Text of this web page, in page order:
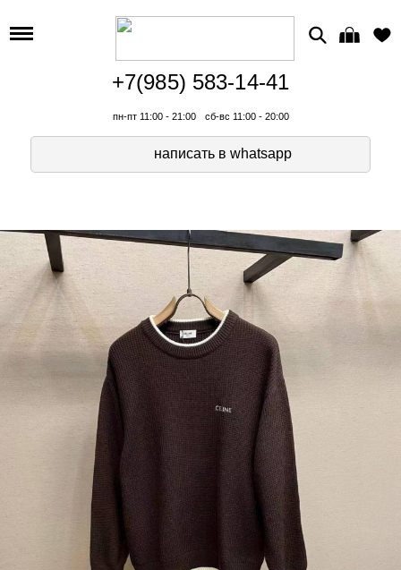
+7(985) 583-14-41
пн-пт 11:00 - 21:00 сб-вс 11:00 - 20:00
написать в whatsapp